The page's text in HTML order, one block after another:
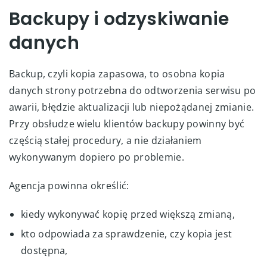
Backupy i odzyskiwanie
danych
Backup, czyli kopia zapasowa, to osobna kopia
danych strony potrzebna do odtworzenia serwisu po
awarii, błędzie aktualizacji lub niepożądanej zmianie.
Przy obsłudze wielu klientów backupy powinny być
częścią stałej procedury, a nie działaniem
wykonywanym dopiero po problemie.
Agencja powinna określić:
kiedy wykonywać kopię przed większą zmianą,
kto odpowiada za sprawdzenie, czy kopia jest
dostępna,